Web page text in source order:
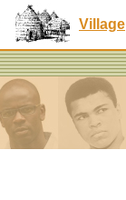
Village